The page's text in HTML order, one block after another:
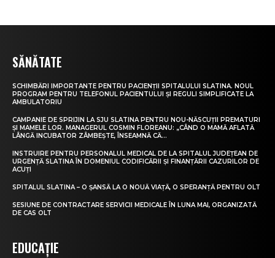
SĂNĂTATE
SCHIMBĂRI IMPORTANTE PENTRU PACIENȚII SPITALULUI SLATINA. NOUL
PROGRAM PENTRU TELEFONUL PACIENTULUI ȘI REGULI SIMPLIFICATE LA
AMBULATORIU
CAMPANIE DE SPRIJIN LA SJU SLATINA PENTRU NOU-NĂSCUȚII PREMATURI
ȘI MAMELE LOR. MANAGERUL COSMIN FLOREANU: „CÂND O MAMĂ AFLATĂ
LÂNGĂ INCUBATOR ZÂMBEȘTE, ÎNSEAMNĂ CĂ...
INSTRUIRE PENTRU PERSONALUL MEDICAL DE LA SPITALUL JUDEȚEAN DE
URGENȚĂ SLATINA ÎN DOMENIUL CODIFICĂRII ȘI FINANȚĂRII CAZURILOR DE
ACUȚI
SPITALUL SLATINA – O ȘANSĂ LA O NOUĂ VIAȚĂ, O SPERANȚĂ PENTRU OLT
SESIUNE DE CONTRACTARE SERVICII MEDICALE ÎN LUNA MAI, ORGANIZATĂ
DE CAS OLT
EDUCAȚIE